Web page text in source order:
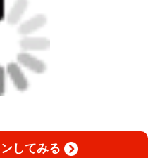
&塗り絵ver.>
グ-
＿＿＿＿＿＿＿
してみる